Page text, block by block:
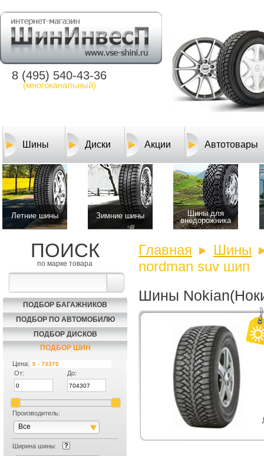
8 (495) 540-43-36
(многоканальный)
Шины Диски Акции Автотовары
Летние шины Зимние шины
Шины для
внедорожника
ПОИСК
по марке товара
ПОДБОР БАГАЖНИКОВ
ПОДБОР ПО АВТОМОБИЛЮ
ПОДБОР ДИСКОВ
ПОДБОР ШИН
Цена:
От:
До:
Производитель:
Все
Ширина шины:
Главная
Шины
nordman suv шип
Шины